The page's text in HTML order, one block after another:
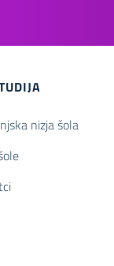
nizja šola